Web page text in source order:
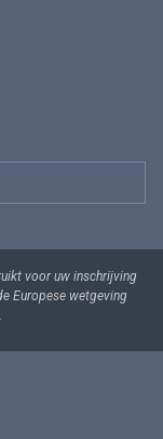
voor uw inschrijving
Europese wetgeving